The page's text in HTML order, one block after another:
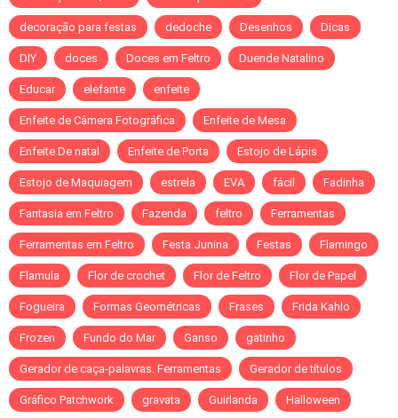
decoração para festas dedoche Desenhos Dicas
DIY doces Doces em Feltro Duende Natalino
Educar elefante enfeite
Enfeite de Câmera Fotográfica Enfeite de Mesa
Enfeite De natal Enfeite de Porta Estojo de Lápis
Estojo de Maquiagem estrela EVA fácil Fadinha
Fantasia em Feltro Fazenda feltro Ferramentas
Ferramentas em Feltro Festa Junina Festas Flamingo
Flamula Flor de crochet Flor de Feltro Flor de Papel
Fogueira Formas Geométricas Frases Frida Kahlo
Frozen Fundo do Mar Ganso gatinho
Gerador de caça-palavras. Ferramentas Gerador de títulos
Gráfico Patchwork gravata Guirlanda Halloween